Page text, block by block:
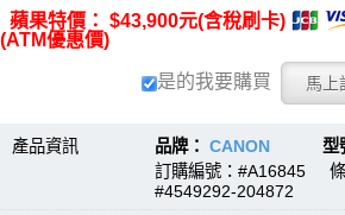
蘋果特價： $43,900元(含稅刷卡)
(ATM優惠價)
是的我要購買
產品資訊 品牌： CANON 型號
訂購編號：#A16845 條
#4549292-204872